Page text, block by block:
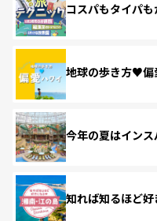
コスパもタイパ
地球の歩き方♥偏
今年の夏はインス
知れば知るほど